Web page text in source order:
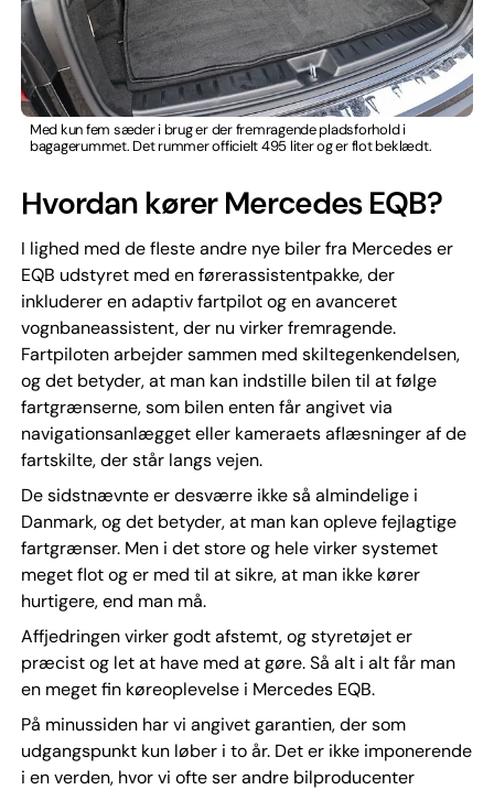
Med kun fem sæder i brug er der fremragende pladsforhold i
bagagerummet. Det rummer officielt 495 liter og er flot beklædt.
Hvordan kører Mercedes EQB?
I lighed med de fleste andre nye biler fra Mercedes er
EQB udstyret med en førerassistentpakke, der
inkluderer en adaptiv fartpilot og en avanceret
vognbaneassistent, der nu virker fremragende.
Fartpiloten arbejder sammen med skiltegenkendelsen,
og det betyder, at man kan indstille bilen til at følge
fartgrænserne, som bilen enten får angivet via
navigationsanlægget eller kameraets aflæsninger af de
fartskilte, der står langs vejen.
De sidstnævnte er desværre ikke så almindelige i
Danmark, og det betyder, at man kan opleve fejlagtige
fartgrænser. Men i det store og hele virker systemet
meget flot og er med til at sikre, at man ikke kører
hurtigere, end man må.
Affjedringen virker godt afstemt, og styretøjet er
præcist og let at have med at gøre. Så alt i alt får man
en meget fin køreoplevelse i Mercedes EQB.
På minussiden har vi angivet garantien, der som
udgangspunkt kun løber i to år. Det er ikke imponerende
i en verden, hvor vi ofte ser andre bilproducenter